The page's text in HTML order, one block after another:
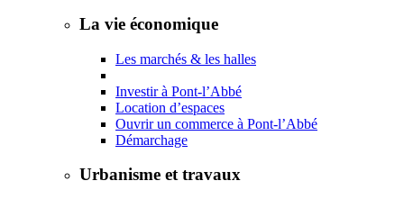
La vie économique
Les marchés & les halles
Investir à Pont-l’Abbé
Location d’espaces
Ouvrir un commerce à Pont-l’Abbé
Démarchage
Urbanisme et travaux